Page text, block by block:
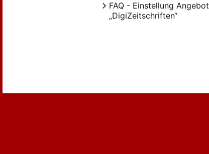
FAQ - Einstellung Angebot
„DigiZeitschriften“